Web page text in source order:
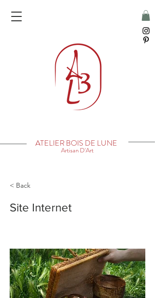
ATELIER BOIS DE LUNE
Artisan D'Art
< Back
Site Internet